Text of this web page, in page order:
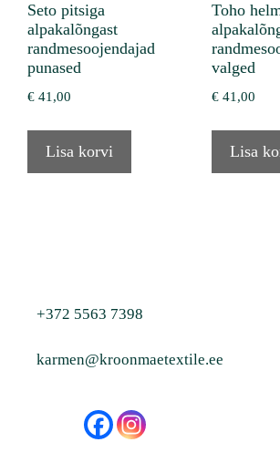
Seto pitsiga
alpakalõngast
randmesoojendajad
punased
€ 41,00
Lisa korvi
Toho
valged
€41,00
Lisa
+372 5563 7398
karmen@kroonmaetextile.ee